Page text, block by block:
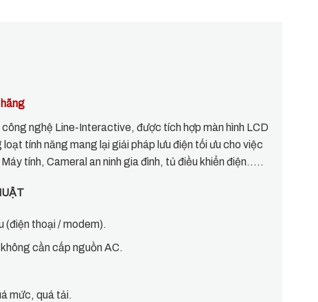
nghệ Line-Interactive, được tích hợp màn hình LCD
tính năng mang lại giải pháp lưu điện tối ưu cho việc
tính, Cameral an ninh gia đình, tủ điều khiển điện…..
(điện thoại / modem).
cần cấp nguồn AC.
mức, quá tải.